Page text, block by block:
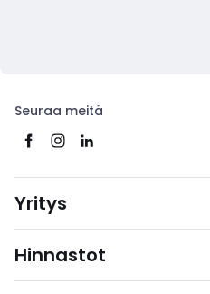
Seuraa meitä
Yritys
Hinnastot